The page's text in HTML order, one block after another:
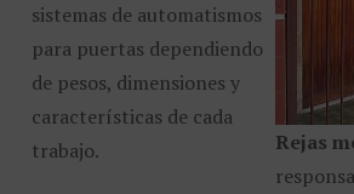
sistemas de automatismos
para puertas dependiendo
de pesos, dimensiones y
características de cada
trabajo.
Rejas